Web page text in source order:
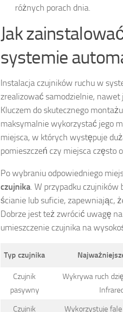
różnych porach dnia.
Jak
systemie
Instalacja czujników ruchu w
zrealizować samodzielnie,
Kluczem do skutecznego
maksymalnie wykorzystać jego
miejsca, w których występuje
pomieszczeń czy miejsca często
Po wybraniu odpowiedniego
czujnika. W przypadku
ścianie lub suficie, zapewniając,
Dobrze jest też zwrócić uwagę
umieszczenie czujnika na
Typ czujnika
Czujnik
pasywny
Wykrywa ruch
Czujnik Wykorzystuje